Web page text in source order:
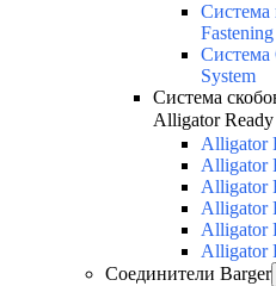
Система
Система
System
Система
Alligator Ready
Alligator
Alligator
Alligator
Alligator
Alligator
Alligator
Соединители Barger